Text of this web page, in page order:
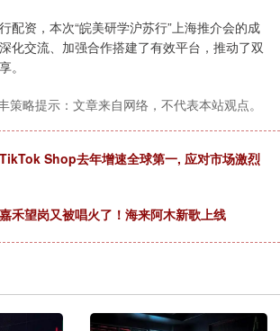
配资，本次“皖美研学沪苏行”上海推介会的成
化交流、加强合作搭建了有效平台，推动了双
。
策略提示：文章来自网络，不代表本站观点。
Shop去年增速全球第一, 应对市场激烈
禾望岗又被唱火了！海来阿木新歌上线